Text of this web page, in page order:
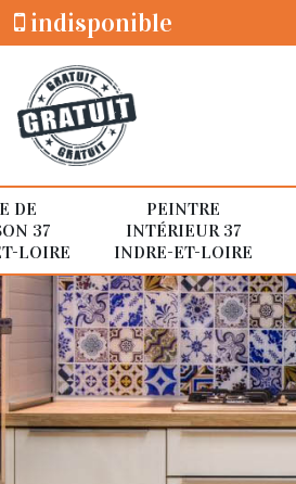
indisponible
DE
37
LOIRE
PEINTRE
INTÉRIEUR 37
INDRE-ET-LOIRE